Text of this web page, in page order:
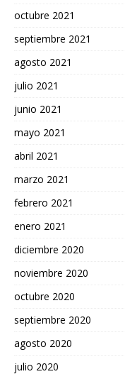
octubre 2021
septiembre 2021
agosto 2021
julio 2021
junio 2021
mayo 2021
abril 2021
marzo 2021
febrero 2021
enero 2021
diciembre 2020
noviembre 2020
octubre 2020
septiembre 2020
agosto 2020
julio 2020